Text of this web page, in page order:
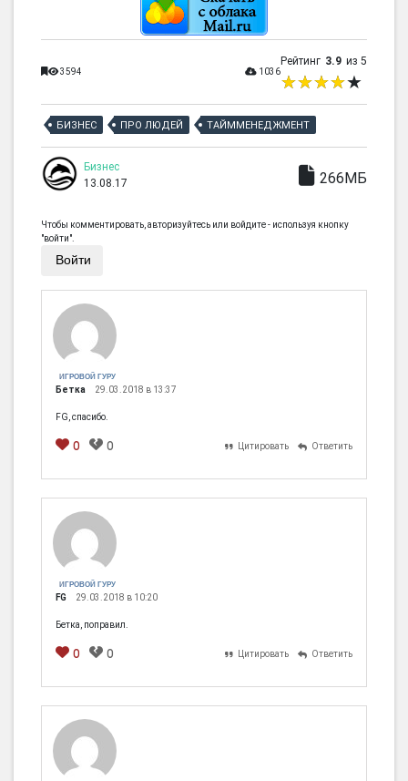
3594 1036
Рейтинг 3.9 из 5
БИЗНЕС ПРО ЛЮДЕЙ ТАЙММЕНЕДЖМЕНТ
Бизнес
13.08.17
266МБ
Чтобы комментировать, авторизуйтесь или войдите - используя кнопку
"войти".
Войти
ИГРОВОЙ ГУРУ
Бетка 29.03.2018 в 13:37
FG, спасибо.
0 0 Цитировать Ответить
ИГРОВОЙ ГУРУ
FG 29.03.2018 в 10:20
Бетка, поправил.
0 0 Цитировать Ответить